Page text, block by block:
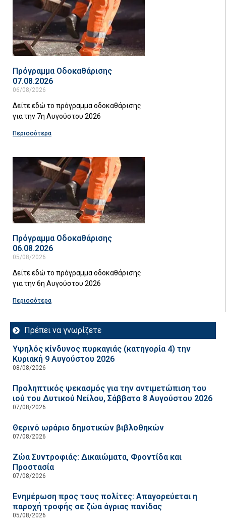
Πρόγραμμα Οδοκαθάρισης
07.08.2026
06/08/2026
Δείτε εδώ το πρόγραμμα οδοκαθάρισης
για την 7η Αυγούστου 2026
Περισσότερα
Πρόγραμμα Οδοκαθάρισης
06.08.2026
05/08/2026
Δείτε εδώ το πρόγραμμα οδοκαθάρισης
για την 6η Αυγούστου 2026
Περισσότερα
Πρέπει να γνωρίζετε
Υψηλός κίνδυνος πυρκαγιάς (κατηγορία 4) την
Κυριακή 9 Αυγούστου 2026
08/08/2026
Προληπτικός ψεκασμός για την αντιμετώπιση του
ιού του Δυτικού Νείλου, Σάββατο 8 Αυγούστου 2026
07/08/2026
Θερινό ωράριο δημοτικών βιβλοθηκών
07/08/2026
Ζώα Συντροφιάς: Δικαιώματα, Φροντίδα και
Προστασία
07/08/2026
Ενημέρωση προς τους πολίτες: Απαγορεύεται η
παροχή τροφής σε ζώα άγριας πανίδας
05/08/2026